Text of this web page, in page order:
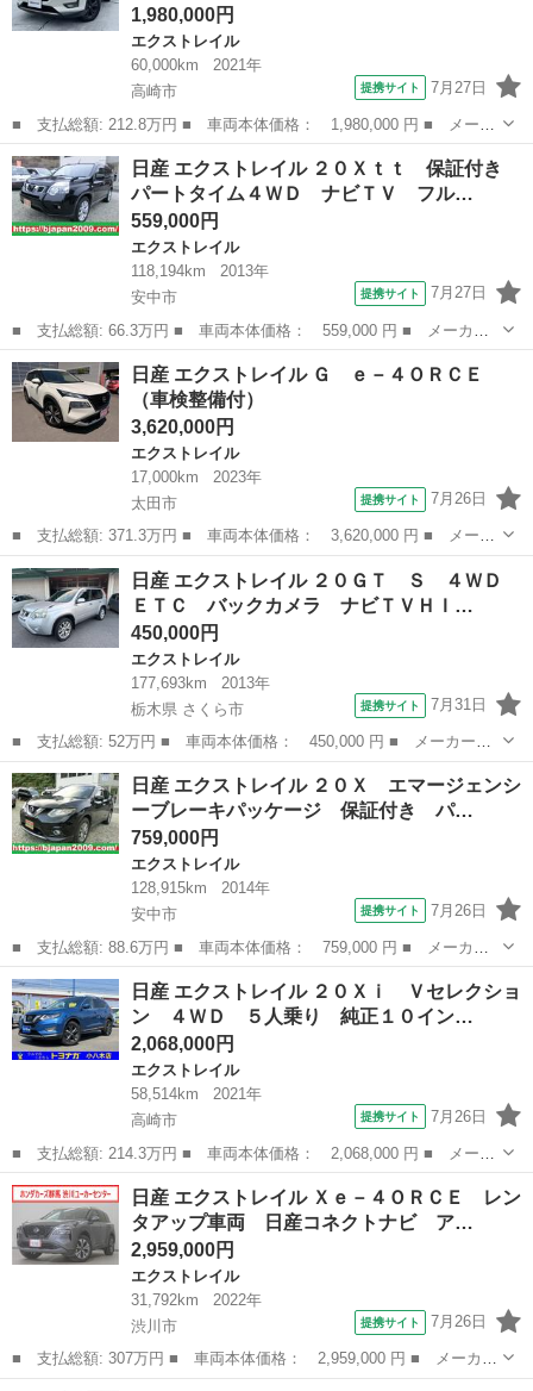
1,980,000円
エクストレイル
60,000km
2021年
高崎市
提携サイト 7月27日
■ 支払総額: 212.8万円 ■ 車両本体価格： 1,980,000 円 ■ メーカ
ー名： 日産 ■ 車種名： エクストレイル ■ グレード名： ２．
０ ２０Ｘｉ Ｖセレクション ２列車 ４ＷＤ メモリーナビ・ア
ラウンド...
群馬 高崎市 エクストレイル
日産 エクストレイル ２０Ｘｔｔ 保証付き
パートタイム４ＷＤ ナビＴＶ フル…
559,000円
エクストレイル
118,194km
2013年
安中市
提携サイト 7月27日
■ 支払総額: 66.3万円 ■ 車両本体価格： 559,000 円 ■ メーカー
名： 日産 ■ 車種名： エクストレイル ■ グレード名： ２０Ｘ
ｔｔ 保証付き パートタイム４ＷＤ ナビＴＶ フルセグテレビ
横滑防止装置...
群馬 安中市 エクストレイル
日産 エクストレイル Ｇ ｅ－４ＯＲＣＥ
（車検整備付）
3,620,000円
エクストレイル
17,000km
2023年
太田市
提携サイト 7月26日
■ 支払総額: 371.3万円 ■ 車両本体価格： 3,620,000 円 ■ メーカ
ー名： 日産 ■ 車種名： エクストレイル ■ グレード名： Ｇ
ｅ－４ＯＲＣＥ ■ 排気量： 1500cc ■ ドア枚数： 5D ■ ...
群馬 太田市 エクストレイル
日産 エクストレイル ２０ＧＴ Ｓ ４ＷＤ
ＥＴＣ バックカメラ ナビＴＶＨＩ…
450,000円
エクストレイル
177,693km
2013年
栃木県 さくら市
提携サイト 7月31日
■ 支払総額: 52万円 ■ 車両本体価格： 450,000 円 ■ メーカー
名： 日産 ■ 車種名： エクストレイル ■ グレード名： ２０Ｇ
Ｔ Ｓ ４ＷＤ ＥＴＣ バックカメラ ナビＴＶＨＩＤアルミホイ
ール スマートキ...
栃木 さくら市 エクストレイル
日産 エクストレイル ２０Ｘ エマージェンシ
ーブレーキパッケージ 保証付き パ…
759,000円
エクストレイル
128,915km
2014年
安中市
提携サイト 7月26日
■ 支払総額: 88.6万円 ■ 車両本体価格： 759,000 円 ■ メーカー
名： 日産 ■ 車種名： エクストレイル ■ グレード名： ２０
Ｘ エマージェンシーブレーキパッケージ 保証付き パートタイム
４ＷＤ横滑防止...
群馬 安中市 エクストレイル
日産 エクストレイル ２０Ｘｉ Ｖセレクショ
ン ４ＷＤ ５人乗り 純正１０イン…
2,068,000円
エクストレイル
58,514km
2021年
高崎市
提携サイト 7月26日
■ 支払総額: 214.3万円 ■ 車両本体価格： 2,068,000 円 ■ メーカ
ー名： 日産 ■ 車種名： エクストレイル ■ グレード名： ２０
Ｘｉ Ｖセレクション ４ＷＤ ５人乗り 純正１０インチナビＴ
Ｖ アラウ...
群馬 高崎市 エクストレイル
日産 エクストレイル Ｘｅ－４ＯＲＣＥ レン
タアップ車両 日産コネクトナビ ア…
2,959,000円
エクストレイル
31,792km
2022年
渋川市
提携サイト 7月26日
■ 支払総額: 307万円 ■ 車両本体価格： 2,959,000 円 ■ メーカー
名： 日産 ■ 車種名： エクストレイル ■ グレード名： Ｘｅ－